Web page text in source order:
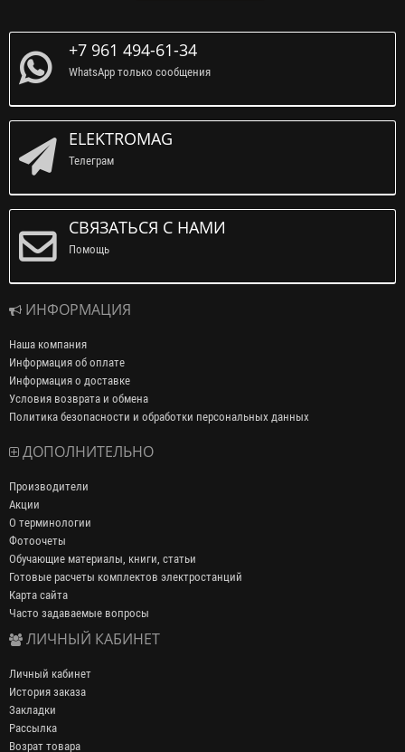
+7 961 494-61-34
WhatsApp только сообщения
ELEKTROMAG
Телеграм
СВЯЗАТЬСЯ С НАМИ
Помощь
ИНФОРМАЦИЯ
Наша компания
Информация об оплате
Информация о доставке
Условия возврата и обмена
Политика безопасности и обработки персональных данных
ДОПОЛНИТЕЛЬНО
Производители
Акции
О терминологии
Фотоочеты
Обучающие материалы, книги, статьи
Готовые расчеты комплектов электростанций
Карта сайта
Часто задаваемые вопросы
ЛИЧНЫЙ КАБИНЕТ
Личный кабинет
История заказа
Закладки
Рассылка
Возрат товара